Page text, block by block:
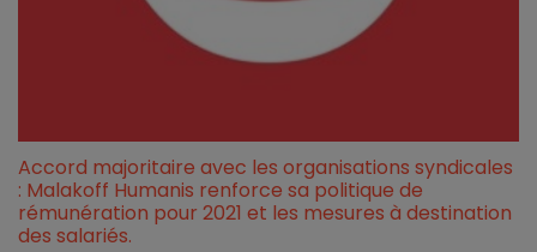
Accord majoritaire avec les organisations syndicales
: Malakoff Humanis renforce sa politique de
rémunération pour 2021 et les mesures à destination
des salariés.